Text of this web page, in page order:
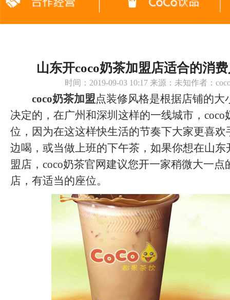
山东开coco奶茶加盟店适合的消
时间：2019-09-03 10:17 来源：未知作者：
coco奶茶加盟点装修风格是根据店铺的大
决定的，在广州和深圳这样的一线城市，coco
位，因为在这这样快生活的节奏下大家更喜欢
边喝，或当做上班的下午茶，如果你想在山东
盟店，coco奶茶官网建议您开一家稍微大一点
店，有适当的座位。